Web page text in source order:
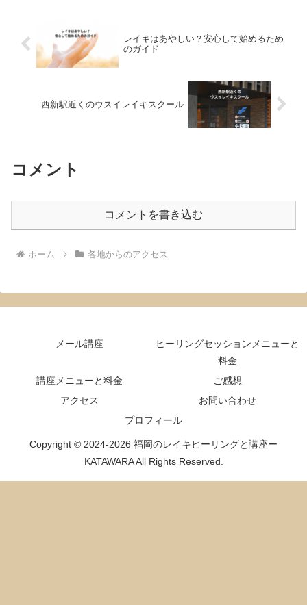
レイキはあやしい？安心して始めるため
のガイド
西新駅近くのウスイレイキスクール
コメント
コメントを書き込む
ホーム 各地からのアクセス
メール講座
ヒーリングセッションメニューと
料金
講座メニューと料金
ご感想
アクセス
お問い合わせ
プロフィール
Copyright © 2024-2026 福岡のレイキヒーリングと講座ー
KATAWARA All Rights Reserved.